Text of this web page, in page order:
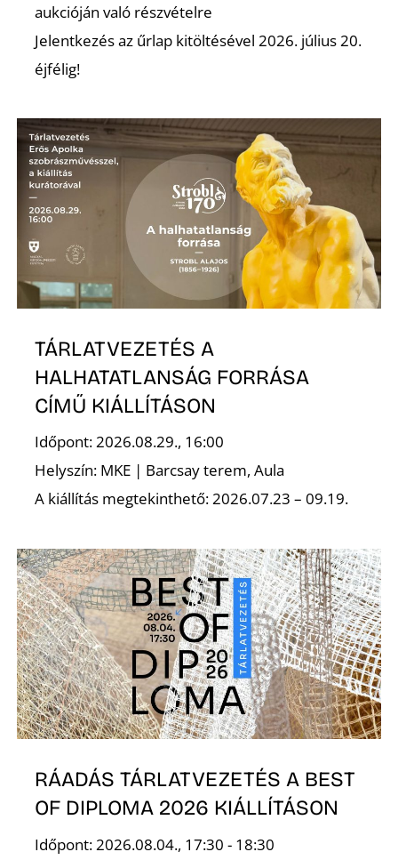
aukcióján való részvételre
Jelentkezés az űrlap kitöltésével 2026. július 20.
éjfélig!
TÁRLATVEZETÉS A
HALHATATLANSÁG FORRÁSA
CÍMŰ KIÁLLÍTÁSON
Időpont: 2026.08.29., 16:00
Helyszín: MKE | Barcsay terem, Aula
A kiállítás megtekinthető: 2026.07.23 – 09.19.
RÁADÁS TÁRLATVEZETÉS A BEST
OF DIPLOMA 2026 KIÁLLÍTÁSON
Időpont: 2026.08.04., 17:30 - 18:30